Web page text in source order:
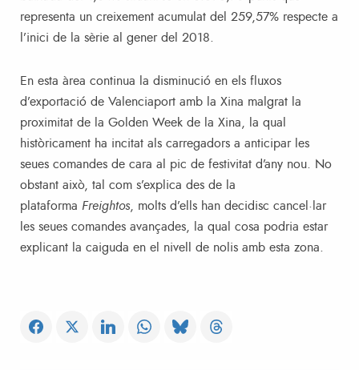
representa un creixement acumulat del 259,57% respecte a
l’inici de la sèrie al gener del 2018.
En esta àrea continua la disminució en els fluxos
d’exportació de Valenciaport amb la Xina malgrat la
proximitat de la Golden Week de la Xina, la qual
històricament ha incitat als carregadors a anticipar les
seues comandes de cara al pic de festivitat d’any nou. No
obstant això, tal com s’explica des de la
plataforma Freightos , molts d’ells han decidisc cancel·lar
les seues comandes avançades, la qual cosa podria estar
explicant la caiguda en el nivell de nolis amb esta zona.